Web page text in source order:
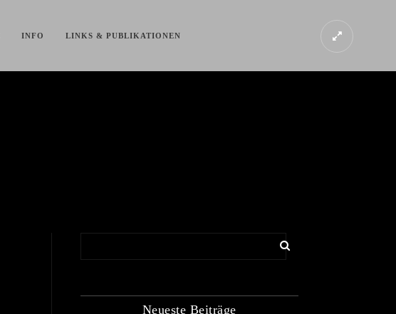
INFO LINKS & PUBLIKATIONEN
Neueste Beiträge